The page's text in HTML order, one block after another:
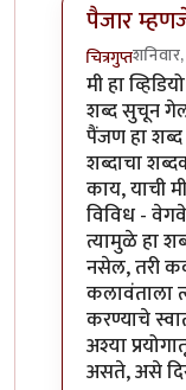
पैजार
चित्रगुप्त
In reply to
मी हा
शब्द सुचून
पैंजण हा
शब्दाचा
काय, याची
विविध -
त्यामुळे हा
नसेल, तरी
कलावंताला
करण्याचे
अश्या
असते, असे